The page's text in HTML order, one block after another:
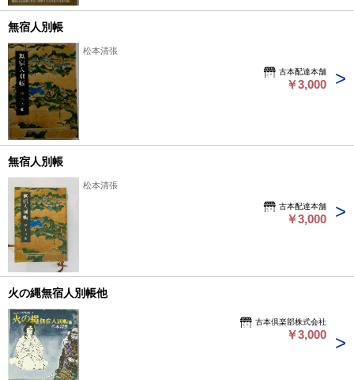
無宿人別帳
松本清張
古本配達本舗
￥3,000
無宿人別帳
松本清張
古本配達本舗
￥3,000
火の縄無宿人別帳他
古本倶楽部株式会社
￥3,000